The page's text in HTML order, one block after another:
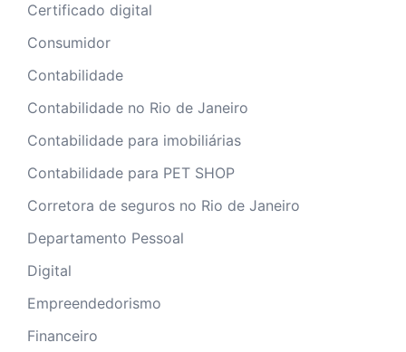
Certificado digital
Consumidor
Contabilidade
Contabilidade no Rio de Janeiro
Contabilidade para imobiliárias
Contabilidade para PET SHOP
Corretora de seguros no Rio de Janeiro
Departamento Pessoal
Digital
Empreendedorismo
Financeiro